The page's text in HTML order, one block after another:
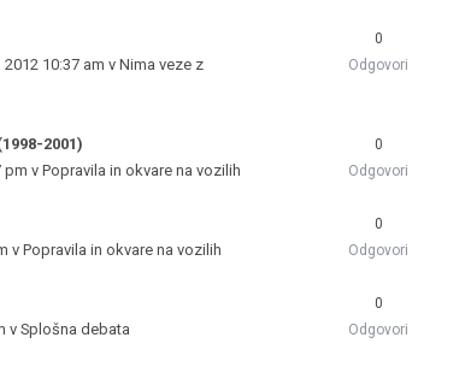
2012 10:37 am vNima veze z
0
Odgovori
2001)
pm vPopravila in okvare na vozilih
0
Odgovori
v Popravila in okvare na vozilih
0
Odgovori
v Splošna debata
0
Odgovori